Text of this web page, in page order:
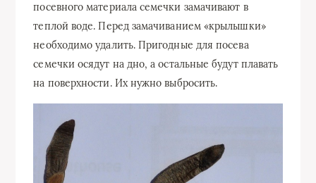
посевного материала семечки замачивают в
теплой воде. Перед замачиванием «крылышки»
необходимо удалить. Пригодные для посева
семечки осядут на дно, а остальные будут плавать
на поверхности. Их нужно выбросить.